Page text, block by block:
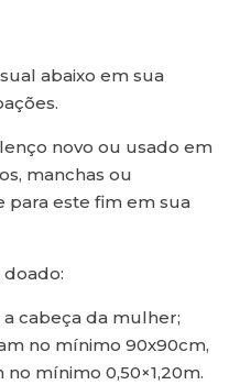
abaixo em sua
novo ou usado em
manchas ou
para este fim em sua
cabeça da mulher;
no mínimo 90x90cm,
mínimo 0,50×1,20m.